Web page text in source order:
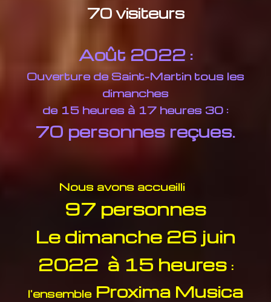
70 visiteurs
Août 2022 :
Ouverture de Saint-Martin tous les
dimanches
de 15 heures à 17 heures 30 :
70 personnes reçues.
Nous avons accueilli
97 personnes
Le dimanche 26 juin
2022 à 15 heures :
l'ensembleProxima Musica